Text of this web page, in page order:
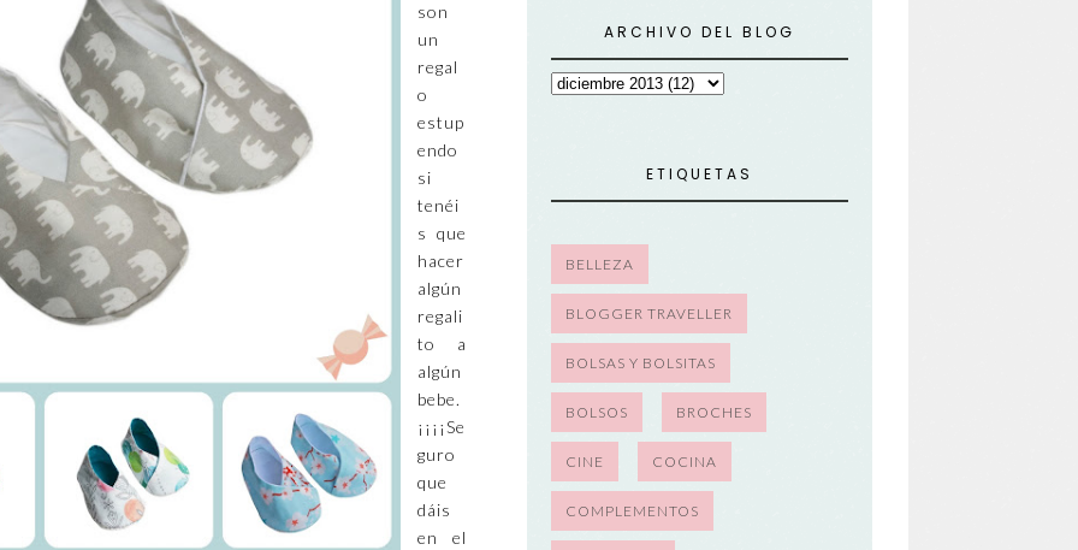
son
un
regal
o
estup
endo
si
tenéi
s que
hacer
algún
regali
to a
algún
bebe.
¡¡¡¡Se
guro
que
dáis
en el
ARCHIVO DEL BLOG
ETIQUETAS
BELLEZA
BLOGGER TRAVELLER
BOLSAS Y BOLSITAS
BOLSOS BROCHES
CINE COCINA
COMPLEMENTOS